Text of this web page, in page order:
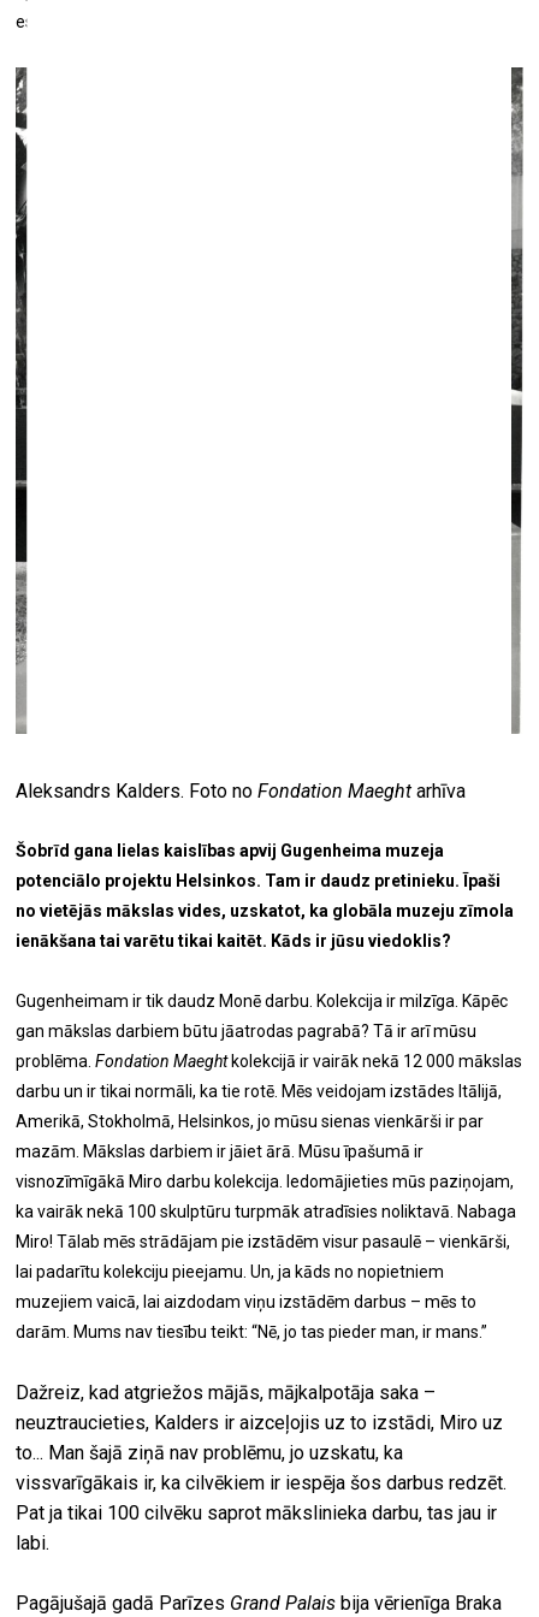
esam no 70. gadiem un tur arī paliksim. Tas ir nonsenss.
Aleksandrs Kalders. Foto noFondation Maeghtarhīva
Šobrīd gana lielas kaislības apvij Gugenheima muzeja
potenciālo projektu Helsinkos. Tam ir daudz pretinieku. Īpaši
no vietējās mākslas vides, uzskatot, ka globāla muzeju zīmola
ienākšana tai varētu tikai kaitēt. Kāds ir jūsu viedoklis?
Gugenheimam ir tik daudz Monē darbu. Kolekcija ir milzīga. Kāpēc
gan mākslas darbiem būtu jāatrodas pagrabā? Tā ir arī mūsu
problēma.Fondation Maeghtkolekcijā ir vairāk nekā 12 000 mākslas
darbu un ir tikai normāli, ka tie rotē. Mēs veidojam izstādes Itālijā,
Amerikā, Stokholmā, Helsinkos, jo mūsu sienas vienkārši ir par
mazām. Mākslas darbiem ir jāiet ārā. Mūsu īpašumā ir
visnozīmīgākā Miro darbu kolekcija. Iedomājieties mūs paziņojam,
ka vairāk nekā 100 skulptūru turpmāk atradīsies noliktavā. Nabaga
Miro! Tālab mēs strādājam pie izstādēm visur pasaulē – vienkārši,
lai padarītu kolekciju pieejamu. Un, ja kāds no nopietniem
muzejiem vaicā, lai aizdodam viņu izstādēm darbus – mēs to
darām. Mums nav tiesību teikt: “Nē, jo tas pieder man, ir mans.”
Dažreiz, kad atgriežos mājās, mājkalpotāja saka –
neuztraucieties, Kalders ir aizceļojis uz to izstādi, Miro uz
to... Man šajā ziņā nav problēmu, jo uzskatu, ka
vissvarīgākais ir, ka cilvēkiem ir iespēja šos darbus redzēt.
Pat ja tikai 100 cilvēku saprot mākslinieka darbu, tas jau ir
labi.
Pagājušajā gadā Parīzes Grand Palais bija vērienīga Braka